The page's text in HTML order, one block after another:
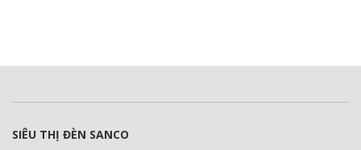
SIÊU THỊ ĐÈN SANCO